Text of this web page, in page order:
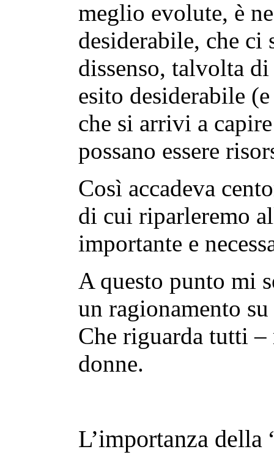
meglio evolute, è
desiderabile, che
dissenso, talvolta
esito desiderabile
che si arrivi a
possano essere
Così accadeva
di cui riparleremo
importante e
A questo punto mi
un ragionamento
Che riguarda tutti
donne.
L’importanza della